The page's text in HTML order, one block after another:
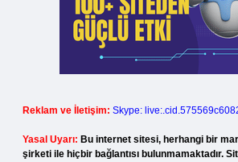
Reklam ve İletişim: Skype:
Yasal Uyarı: Bu internet sitesi, herhangi bir
şirketi ile hiçbir bağlantısı bulunmamaktadır.